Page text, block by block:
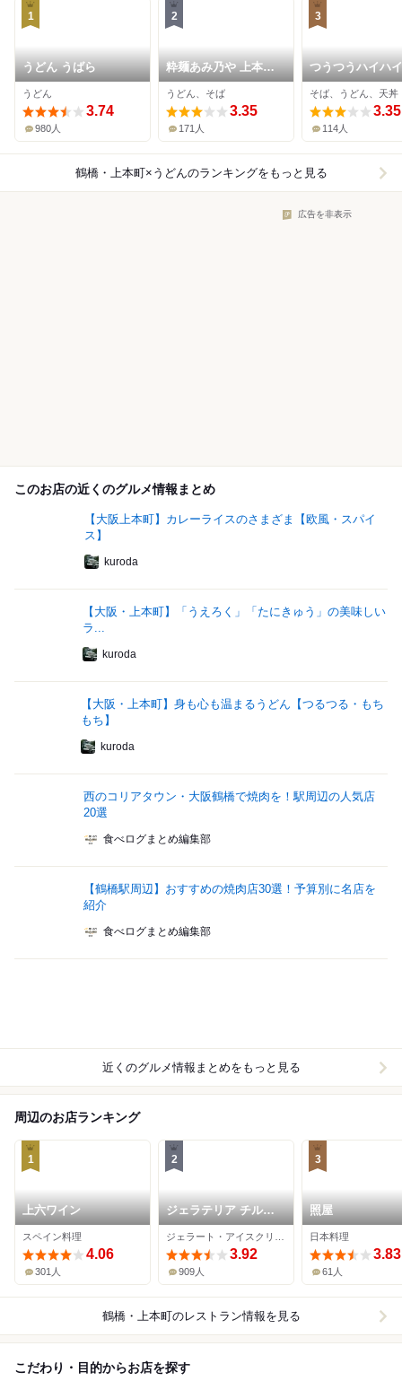
1
うどん うばら
うどん
3.74
980人
2
粋麺あみ乃や 上本町
駅店
うどん、そば
3.35
171人
3
つうつうハイハ
そば、うどん、天丼
3.35
114人
鶴橋・上本町×うどんのランキングをもっと見る
広告を非表示
このお店の近くのグルメ情報まとめ
【大阪上本町】カレーライスのさまざま【欧風・スパイ
ス】
kuroda
【大阪・上本町】「うえろく」「たにきゅう」の美味しい
ラ...
kuroda
【大阪・上本町】身も心も温まるうどん【つるつる・もち
もち】
kuroda
西のコリアタウン・大阪鶴橋で焼肉を！駅周辺の人気店
20選
食べログまとめ編集部
【鶴橋駅周辺】おすすめの焼肉店30選！予算別に名店を
紹介
食べログまとめ編集部
近くのグルメ情報まとめをもっと見る
周辺のお店ランキング
1
上六ワイン
スペイン料理
4.06
301人
2
ジェラテリア チルコ
ドーロ
3.92
909人
3
照屋
日本料理
3.83
61人
鶴橋・上本町のレストラン情報を見る
こだわり・目的からお店を探す